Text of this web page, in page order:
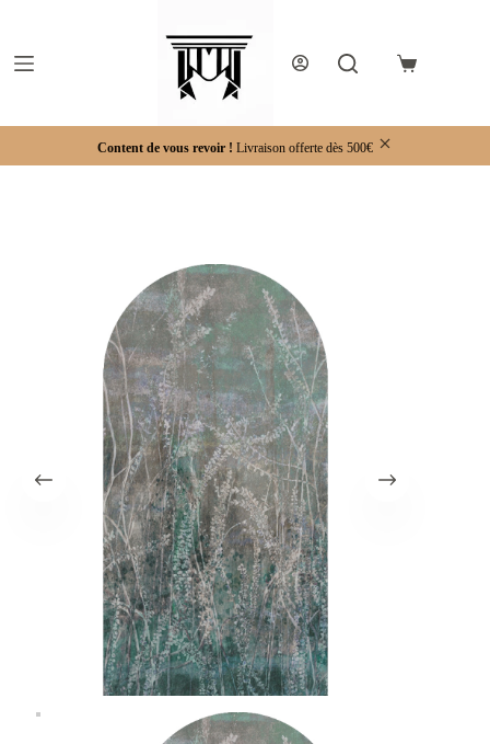
Panier
Content de vous revoir ! Livraison offerte dès 500€